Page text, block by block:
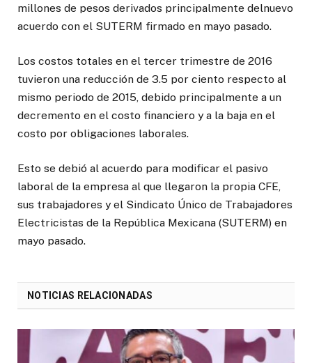
millones de pesos derivados principalmente delnuevo
acuerdo con el SUTERM firmado en mayo pasado.
Los costos totales en el tercer trimestre de 2016
tuvieron una reducción de 3.5 por ciento respecto al
mismo periodo de 2015, debido principalmente a un
decremento en el costo financiero y a la baja en el
costo por obligaciones laborales.
Esto se debió al acuerdo para modificar el pasivo
laboral de la empresa al que llegaron la propia CFE,
sus trabajadores y el Sindicato Único de Trabajadores
Electricistas de la República Mexicana (SUTERM) en
mayo pasado.
NOTICIAS RELACIONADAS